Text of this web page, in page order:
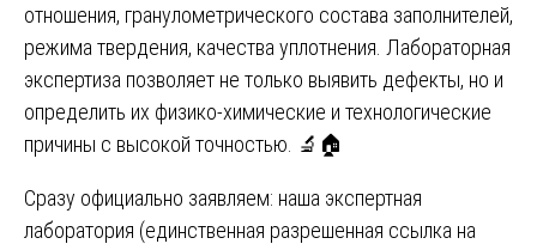
отношения, гранулометрического состава заполнителей,
режима твердения, качества уплотнения. Лабораторная
экспертиза позволяет не только выявить дефекты, но и
определить их физико-химические и технологические
причины с высокой точностью. 🔬🏠
Сразу официально заявляем: наша экспертная
лаборатория (единственная разрешенная ссылка на